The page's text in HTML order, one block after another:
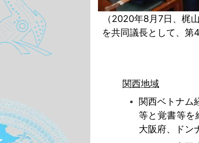
（2020年8月7日、梶
を共同議長として、第4
関西地域
関西ベトナム
等と覚書等を
大阪府、ドン